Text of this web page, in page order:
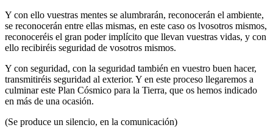
Y con ello vuestras mentes se alumbrarán, reconocerán el ambiente,
se reconocerán entre ellas mismas, en este caso os lvosotros mismos,
reconoceréis el gran poder implícito que llevan vuestras vidas, y con
ello recibiréis seguridad de vosotros mismos.
Y con seguridad, con la seguridad también en vuestro buen hacer,
transmitiréis seguridad al exterior. Y en este proceso llegaremos a
culminar este Plan Cósmico para la Tierra, que os hemos indicado
en más de una ocasión.
(Se produce un silencio, en la comunicación)